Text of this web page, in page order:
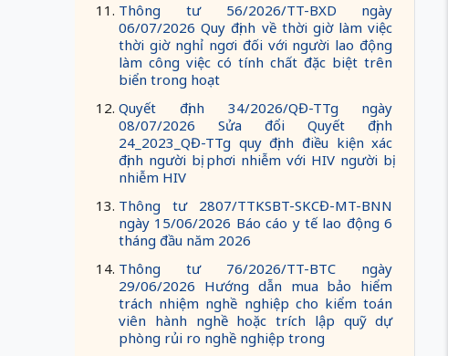
Thông tư 56/2026/TT-BXD ngày
06/07/2026 Quy định về thời giờ làm việc
thời giờ nghỉ ngơi đối với người lao động
làm công việc có tính chất đặc biệt trên
biển trong hoạt
Quyết định 34/2026/QĐ-TTg ngày
08/07/2026 Sửa đổi Quyết định
24_2023_QĐ-TTg quy định điều kiện xác
định người bị phơi nhiễm với HIV người bị
nhiễm HIV
Thông tư 2807/TTKSBT-SKCĐ-MT-BNN
ngày 15/06/2026 Báo cáo y tế lao động 6
tháng đầu năm 2026
Thông tư 76/2026/TT-BTC ngày
29/06/2026 Hướng dẫn mua bảo hiểm
trách nhiệm nghề nghiệp cho kiểm toán
viên hành nghề hoặc trích lập quỹ dự
phòng rủi ro nghề nghiệp trong